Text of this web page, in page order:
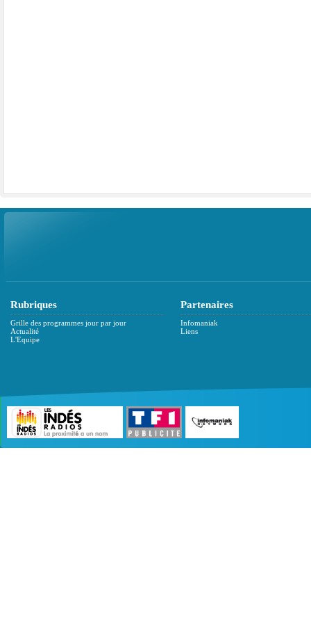
Rubriques
Grille des programmes jour par jour
Actualité
L'Equipe
Partenaires
Infomaniak
Liens